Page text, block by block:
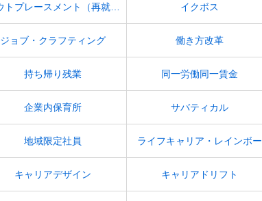
イクボス
ジョブ・クラフティング 働き方改革
持ち帰り残業 同一労働同一賃金
企業内保育所 サバティカル
地域限定社員 ライフキャリア・レインボー
キャリアデザイン キャリアドリフト